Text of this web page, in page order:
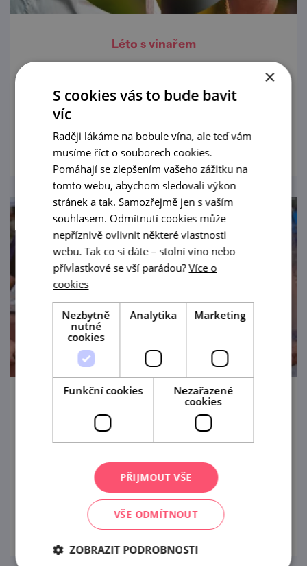
Léto s vinařem
Každý týden dva vinaři a jejich útulné sklepy.
prohlédnout
Lednické vinobraní & Gulášfest
Akce „2 v 1“ slibuje zážitek a zábavu v
unikátním prostředí vinařství.
prohlédnout
×
S cookies vás to bude bavit
víc
Raději lákáme na bobule vína, ale teď vám
musíme říct o souborech cookies.
Pomáhají se zlepšením vašeho zážitku na
tomto webu, abychom sledovali výkon
stránek a tak. Samozřejmě jen s vaším
souhlasem. Odmítnutí cookies může
nepříznivě ovlivnit některé vlastnosti
webu. Tak co si dáte – stolní víno nebo
přívlastkové se vší parádou?Více o
cookies
Nezbytně
nutné
cookies
Analytika Marketing
Funkční cookies
Nezařazené
cookies
PŘIJMOUT VŠE
VŠE ODMÍTNOUT
ZOBRAZIT PODROBNOSTI